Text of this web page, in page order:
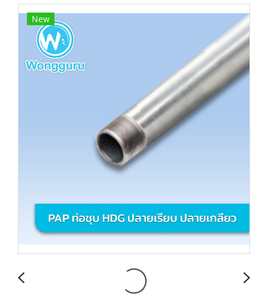
New